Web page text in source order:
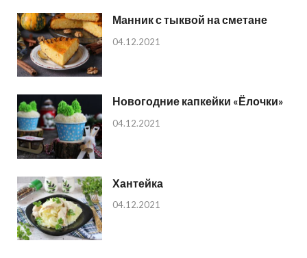
Манник с тыквой на сметане
04.12.2021
Новогодние капкейки «Ёлочки»
04.12.2021
Хантейка
04.12.2021